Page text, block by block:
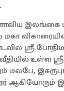
இலங்கை
ஸ்ரீ
உள்ள
ஆகியோரும்